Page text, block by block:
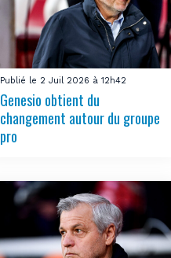
Publié le 2 Juil 2026 à 12h42
Genesio obtient du
changement autour du groupe
pro